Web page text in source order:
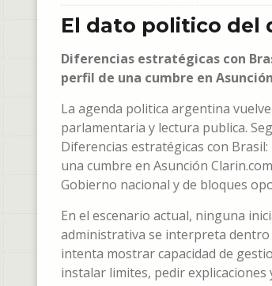
El dato politico del
Diferencias estratégicas con
perfil de una cumbre en Asunción
La agenda politica argentina
parlamentaria y lectura publica.
Diferencias estratégicas con
una cumbre en Asunción
Gobierno nacional y de bloques
En el escenario actual, ninguna
administrativa se interpreta dentro
intenta mostrar capacidad de
instalar limites, pedir